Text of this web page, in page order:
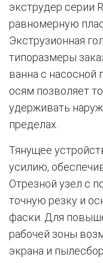
экструдер серии
равномерную
Экструзионная
типоразмеры
ванна с насосной
осям позволяет
удерживать
пределах.
Тянущее
усилию,
Отрезной узел с
точную резку и
фаски. Для
рабочей зоны
экрана и